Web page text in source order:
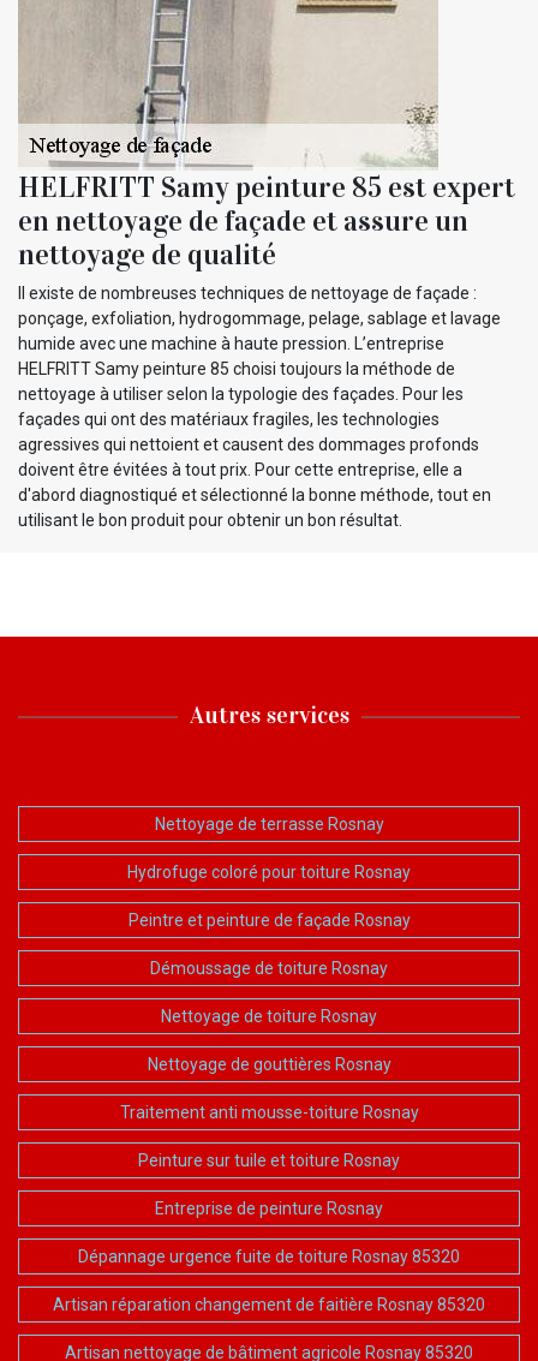
HELFRITT Samy peinture 85 est expert
en nettoyage de façade et assure un
nettoyage de qualité
Il existe de nombreuses techniques de nettoyage de façade :
ponçage, exfoliation, hydrogommage, pelage, sablage et lavage
humide avec une machine à haute pression. L’entreprise
HELFRITT Samy peinture 85 choisi toujours la méthode de
nettoyage à utiliser selon la typologie des façades. Pour les
façades qui ont des matériaux fragiles, les technologies
agressives qui nettoient et causent des dommages profonds
doivent être évitées à tout prix. Pour cette entreprise, elle a
d'abord diagnostiqué et sélectionné la bonne méthode, tout en
utilisant le bon produit pour obtenir un bon résultat.
Autres services
Nettoyage de terrasse Rosnay
Hydrofuge coloré pour toiture Rosnay
Peintre et peinture de façade Rosnay
Démoussage de toiture Rosnay
Nettoyage de toiture Rosnay
Nettoyage de gouttières Rosnay
Traitement anti mousse-toiture Rosnay
Peinture sur tuile et toiture Rosnay
Entreprise de peinture Rosnay
Dépannage urgence fuite de toiture Rosnay 85320
Artisan réparation changement de faitière Rosnay 85320
Artisan nettoyage de bâtiment agricole Rosnay 85320